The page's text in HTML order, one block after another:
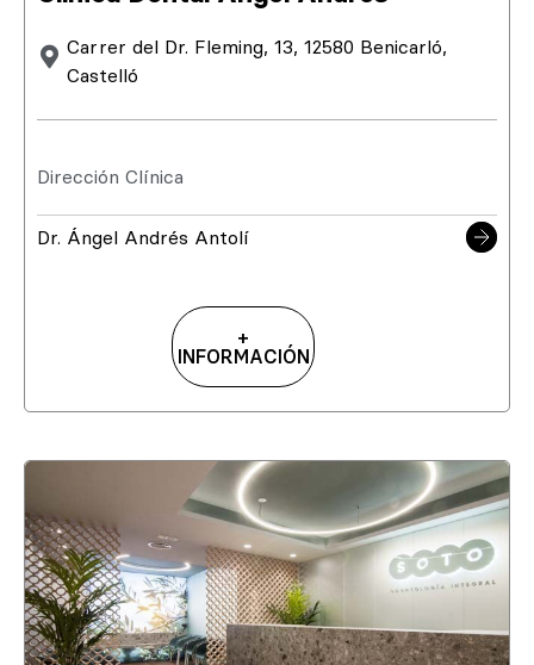
Carrer del Dr. Fleming, 13, 12580 Benicarló,
Castelló
Dirección Clínica
Dr. Ángel Andrés Antolí
+
INFORMACIÓN